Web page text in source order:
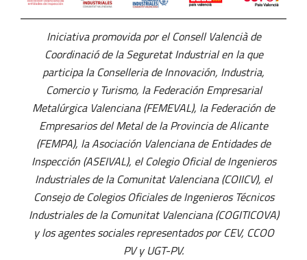
Iniciativa promovida por el Consell Valencià de
Coordinació de la Seguretat Industrial en la que
participa la Conselleria de Innovación, Industria,
Comercio y Turismo, la Federación Empresarial
Metalúrgica Valenciana (FEMEVAL), la Federación de
Empresarios del Metal de la Provincia de Alicante
(FEMPA), la Asociación Valenciana de Entidades de
Inspección (ASEIVAL), el Colegio Oficial de Ingenieros
Industriales de la Comunitat Valenciana (COIICV), el
Consejo de Colegios Oficiales de Ingenieros Técnicos
Industriales de la Comunitat Valenciana (COGITICOVA)
y los agentes sociales representados por CEV, CCOO
PV y UGT-PV.